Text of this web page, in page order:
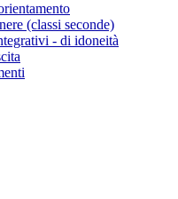
(classi seconde)
- di idoneità